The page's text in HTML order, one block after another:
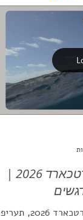
ביטוח נסיעות פספורטכארד 2026 |
ביטוח נסיעות לחו"ל פספורטכארד